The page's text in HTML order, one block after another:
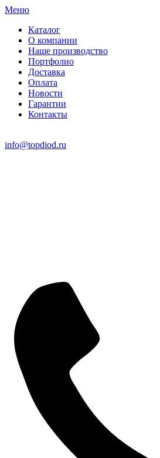
Меню
Каталог
О компании
Наше производство
Портфолио
Доставка
Оплата
Новости
Гарантии
Контакты
info@topdiod.ru